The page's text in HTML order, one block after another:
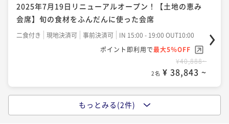
二食付き 現地決済可 事前決済可
IN 15:00 - 19:00 OUT10:00
ポイント即利用で
2名 ¥ 43,092 ~
2025年7月19日リニューアルオープン！【土地の恵み
会席】旬の食材をふんだんに使った会席
二食付き 現地決済可 事前決済可
IN 15:00 - 19:00 OUT10:00
ポイント即利用で最大5％OFF
¥40,888~
2名 ¥ 38,843 ~
2025年7月19日リニューアルオープン！【土地の恵み
もっとみる(2件)